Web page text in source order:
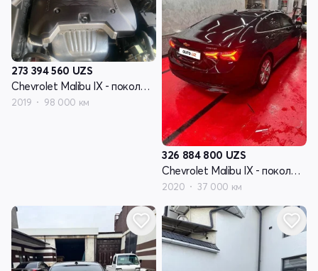
273 394 560 UZS
Chevrolet Malibu IX - поколение рестайлинг
2019 98 000 км
326 884 800 UZS
Chevrolet Malibu IX - поколение рестайлинг
2020 37 000 км